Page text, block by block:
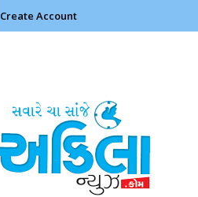
Create Account